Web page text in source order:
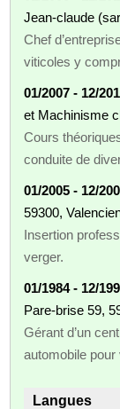
Jean-claude
Chef
viticoles y
01/2007 - 12/
et Machinisme
Cours
conduite de
01/2005 - 12/
59300,
Insertion
verger.
01/1984 - 12/
Pare-brise 59,
Gérant d’un
automobile pour
Langues